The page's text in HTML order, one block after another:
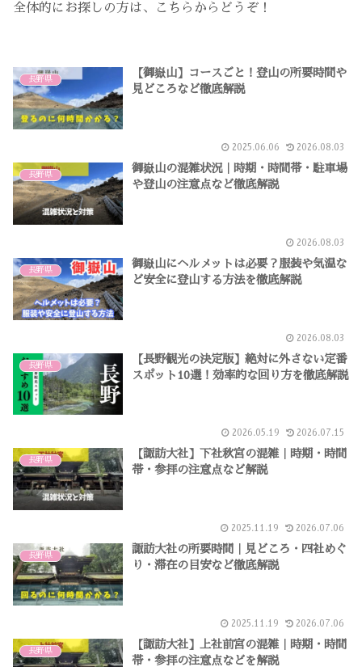
全体的にお探しの方は、こちらからどうぞ！
長野県
【御嶽山】コースごと！登山の所要時間や
見どころなど徹底解説
2025.06.06 2026.08.03
長野県
御嶽山の混雑状況｜時期・時間帯・駐車場
や登山の注意点など徹底解説
2026.08.03
長野県
御嶽山にヘルメットは必要？服装や気温な
ど安全に登山する方法を徹底解説
2026.08.03
長野県
【長野観光の決定版】絶対に外さない定番
スポット10選！効率的な回り方を徹底解説
2026.05.19 2026.07.15
長野県
【諏訪大社】下社秋宮の混雑｜時期・時間
帯・参拝の注意点など解説
2025.11.19 2026.07.06
長野県
諏訪大社の所要時間｜見どころ・四社めぐ
り・滞在の目安など徹底解説
2025.11.19 2026.07.06
長野県
【諏訪大社】上社前宮の混雑｜時期・時間
帯・参拝の注意点などを解説